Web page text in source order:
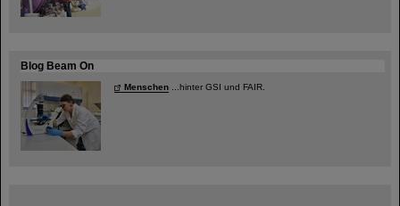
Blog Beam On
Menschen ...hinter GSI und FAIR.